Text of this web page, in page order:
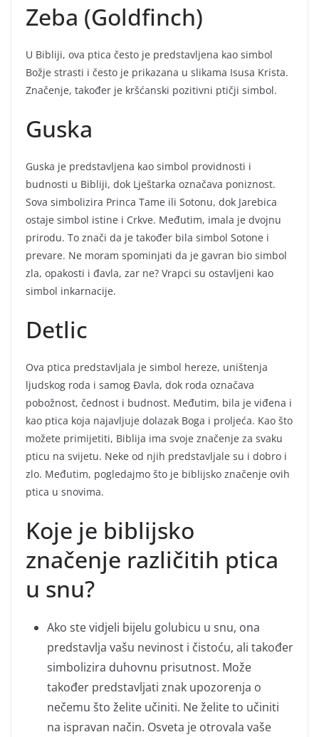
Zeba (Goldfinch)
U Bibliji, ova ptica često je predstavljena kao simbol
Božje strasti i često je prikazana u slikama Isusa Krista.
Značenje, također je kršćanski pozitivni ptičji simbol.
Guska
Guska je predstavljena kao simbol providnosti i
budnosti u Bibliji, dok Lještarka označava poniznost.
Sova simbolizira Princa Tame ili Sotonu, dok Jarebica
ostaje simbol istine i Crkve. Međutim, imala je dvojnu
prirodu. To znači da je također bila simbol Sotone i
prevare. Ne moram spominjati da je gavran bio simbol
zla, opakosti i đavla, zar ne? Vrapci su ostavljeni kao
simbol inkarnacije.
Detlic
Ova ptica predstavljala je simbol hereze, uništenja
ljudskog roda i samog Đavla, dok roda označava
pobožnost, čednost i budnost. Međutim, bila je viđena i
kao ptica koja najavljuje dolazak Boga i proljeća. Kao što
možete primijetiti, Biblija ima svoje značenje za svaku
pticu na svijetu. Neke od njih predstavljale su i dobro i
zlo. Međutim, pogledajmo što je biblijsko značenje ovih
ptica u snovima.
Koje je biblijsko
značenje različitih ptica
u snu?
Ako ste vidjeli bijelu golubicu u snu, ona
predstavlja vašu nevinost i čistoću, ali također
simbolizira duhovnu prisutnost. Može
također predstavljati znak upozorenja o
nečemu što želite učiniti. Ne želite to učiniti
na ispravan način. Osveta je otrovala vaše